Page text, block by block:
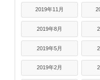
2019年11月
2019年8月
2019年5月
2019年2月